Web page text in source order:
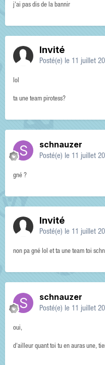
j'ai pas dis de la bannir
Invité
Posté(e) le 11 juillet
lol
ta une team pirotess?
schnauzer
Posté(e) le 11 juillet
gné ?
Invité
Posté(e) le 11 juillet
non pa gné lol et ta une team toi
schnauzer
Posté(e) le 11 juillet
oui,
d'ailleur quant toi tu en auras une,